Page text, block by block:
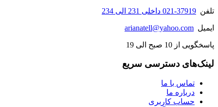
تلفن 37919-021 داخلی 231 الی 234
ایمیل arianatell@yahoo.com
پاسخگویی از 10 صبح الی 19
لینک‌های دسترسی سریع
تماس با ما
درباره ما
حساب کاربری